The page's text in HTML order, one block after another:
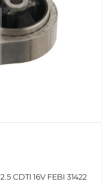
CDTI 16V FEBI 31422